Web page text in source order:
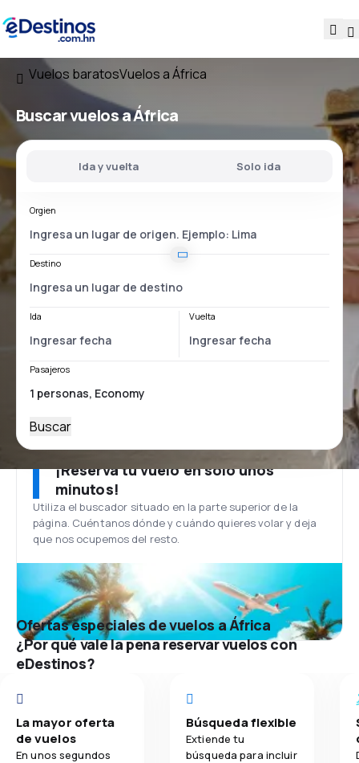
Vuelos baratosVuelos a África
Buscar vuelos a África
Ida y vuelta Solo ida
Orgien
Destino
Ida Vuelta
Pasajeros
Buscar
¡Reserva tu vuelo en solo unos
minutos!
Utiliza el buscador situado en la parte superior de la
página. Cuéntanos dónde y cuándo quieres volar y deja
que nos ocupemos del resto.
Ofertas especiales de vuelos a África
¿Por qué vale la pena reservar vuelos con
eDestinos?
La mayor oferta
de vuelos
En unos segundos
Búsqueda flexible
Extiende tu
búsqueda para incluir